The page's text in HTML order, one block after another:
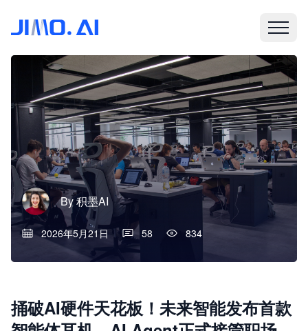
By积墨AI
2026年5月21日 58 834
捅破AI硬件天花板！未来智能发布首款